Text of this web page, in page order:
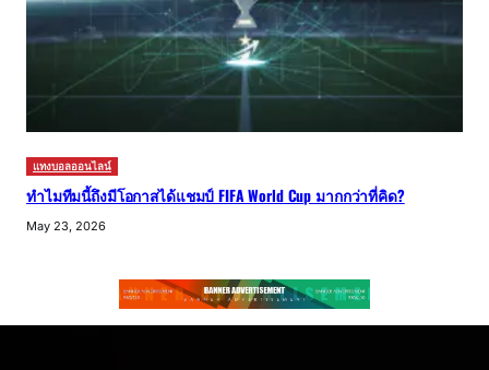
แทงบอลออนไลน์
ทำไมทีมนี้ถึงมีโอกาสได้แชมป์ FIFA World Cup มากกว่าที่คิด?
May 23, 2026